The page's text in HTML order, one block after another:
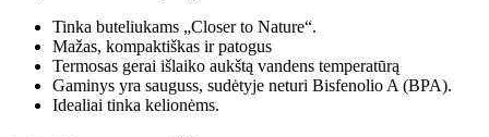
Tinka buteliukams „Closer to Nature“.
Mažas, kompaktiškas ir patogus
Termosas gerai išlaiko aukštą vandens temperatūrą
Gaminys yra sauguss, sudėtyje neturi Bisfenolio A (BPA).
Idealiai tinka kelionėms.